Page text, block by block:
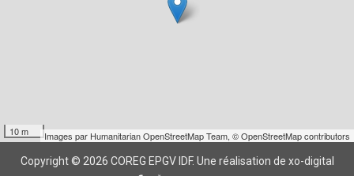
10 m Images par Humanitarian OpenStreetMap Team, © OpenStreetMap contributors
Copyright © 2026 COREG EPGV IDF. Une réalisation de xo-digital